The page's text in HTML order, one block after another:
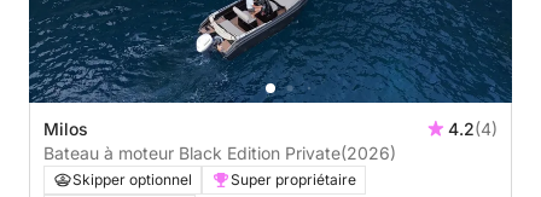
Milos 4.2(4)
Bateau à moteur Black Edition Private(2026)
Skipper optionnel
Super propriétaire